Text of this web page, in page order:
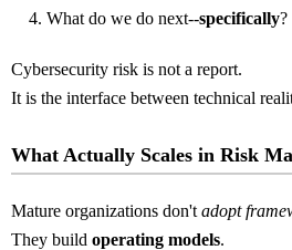
What do we do next--specifically?
Cybersecurity risk is not a report.
It is the interface between technical
What Actually Scales in Risk
Mature organizations don't adopt
They build operating models.